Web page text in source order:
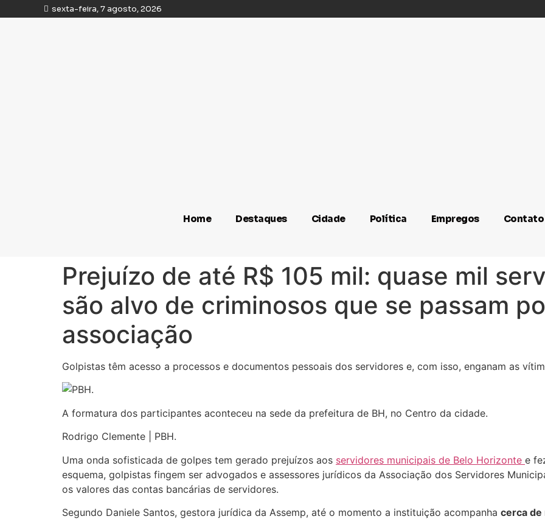
sexta-feira, 7 agosto, 2026
Home Destaques Cidade Política Empregos Contato
Prejuízo de até R$ 105 mil: quase mil
são alvo de criminosos que se passam
associação
Golpistas têm acesso a processos e documentos pessoais dos servidores e, com isso, enganam as
A formatura dos participantes aconteceu na sede da prefeitura de BH, no Centro da cidade.
Rodrigo Clemente | PBH.
Uma onda sofisticada de golpes tem gerado prejuízos aos servidores municipais de Belo Horizonte e
esquema, golpistas fingem ser advogados e assessores jurídicos da Associação dos Servidores
os valores das contas bancárias de servidores.
Segundo Daniele Santos, gestora jurídica da Assemp, até o momento a instituição acompanha cerca de